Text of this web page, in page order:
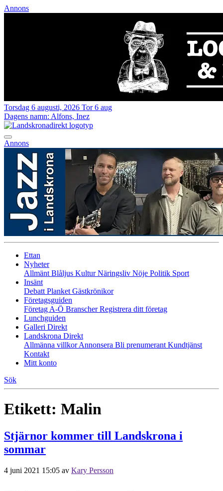
Annons
Torsdag 6 augusti, 2026 Tor 6 aug
Dagens namn: Alfons, Inez
Annons
Ettan
Nyheter
Allmänt Blåljus KulturNäringsliv Nöje Politik Sport
Insänt
Debatt Planket Gästkrönikor
Företagsguiden
Företag A-Ö BranscherRegistrera ditt företag
Lunchguiden
Galleri Direkt
Landskrona Direkt
Allmänna villkorAnnonsera Bli prenumerant Kundtjänst
Kontakt
Mitt konto
Sök
Etikett: Malin
Stjärnor kommer till Landskrona i
sommar
4 juni 2021 15:05 av Kary Persson